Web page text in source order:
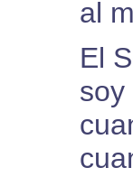
al
El
soy